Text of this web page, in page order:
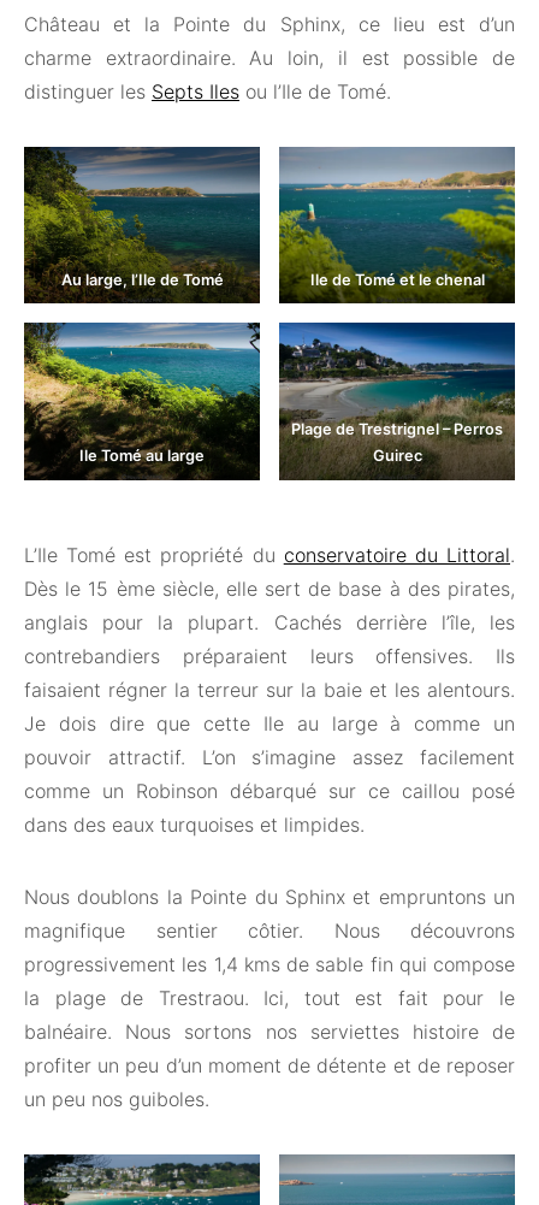
Château et la Pointe du Sphinx, ce lieu est d’un
charme extraordinaire. Au loin, il est possible de
distinguer les Septs Iles ou l’Ile de Tomé.
Au large, l’Ile de Tomé Ile de Tomé et le chenal
Ile Tomé au large
Plage de Trestrignel – Perros
Guirec
L’Ile Tomé est propriété du conservatoire du Littoral.
Dès le 15 ème siècle, elle sert de base à des pirates,
anglais pour la plupart. Cachés derrière l’île, les
contrebandiers préparaient leurs offensives. Ils
faisaient régner la terreur sur la baie et les alentours.
Je dois dire que cette Ile au large à comme un
pouvoir attractif. L’on s’imagine assez facilement
comme un Robinson débarqué sur ce caillou posé
dans des eaux turquoises et limpides.
Nous doublons la Pointe du Sphinx et empruntons un
magnifique sentier côtier. Nous découvrons
progressivement les 1,4 kms de sable fin qui compose
la plage de Trestraou. Ici, tout est fait pour le
balnéaire. Nous sortons nos serviettes histoire de
profiter un peu d’un moment de détente et de reposer
un peu nos guiboles.